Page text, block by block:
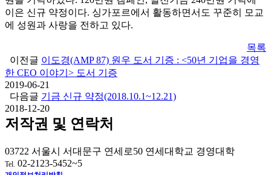
이은 신규 약정이다. 싱가포르에서 활동하면서도 꾸준히 모교
에 성원과 사랑을 전하고 있다.
목록
이전글 이도경(AMP 87) 원우 도서 기증 : <50년 기업을 경영
한 CEO 이야기> 도서 기증
2019-06-21
다음글 기금 신규 약정(2018.10.1~12.21)
2018-12-20
저작권 및 연락처
03722 서울시 서대문구 연세로50 연세대학교 경영대학
Tel. 02-2123-5452~5